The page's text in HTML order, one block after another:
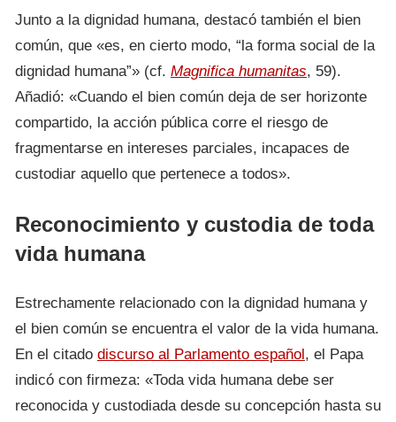
Junto a la dignidad humana, destacó también el bien
común, que «es, en cierto modo, “la forma social de la
dignidad humana”» (cf. Magnifica humanitas, 59).
Añadió: «Cuando el bien común deja de ser horizonte
compartido, la acción pública corre el riesgo de
fragmentarse en intereses parciales, incapaces de
custodiar aquello que pertenece a todos».
Reconocimiento y custodia de toda
vida humana
Estrechamente relacionado con la dignidad humana y
el bien común se encuentra el valor de la vida humana.
En el citado discurso al Parlamento español , el Papa
indicó con firmeza: «Toda vida humana debe ser
reconocida y custodiada desde su concepción hasta su